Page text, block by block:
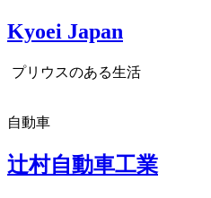
Kyoei Japan
プリウスのある生活
自動車
辻村自動車工業